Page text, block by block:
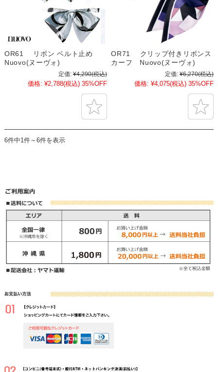
OR61 リボン ベルト止め
Nuovo(ヌーヴォ)
定価: ¥4,290(税込)
価格: ¥2,788(税込) 35%OFF
OR71 クリップ付きリボンス
カーフ Nuovo(ヌーヴォ)
定価: ¥6,270(税込)
価格: ¥4,075(税込) 35%OFF
6件中1件～6件を表示